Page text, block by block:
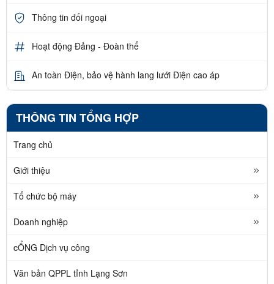
Thông tin đối ngoại
Hoạt động Đảng - Đoàn thể
An toàn Điện, bảo vệ hành lang lưới Điện cao áp
THÔNG TIN TỔNG HỢP
Trang chủ
Giới thiệu
Tổ chức bộ máy
Doanh nghiệp
cỔNG Dịch vụ công
Văn bản QPPL tỉnh Lạng Sơn